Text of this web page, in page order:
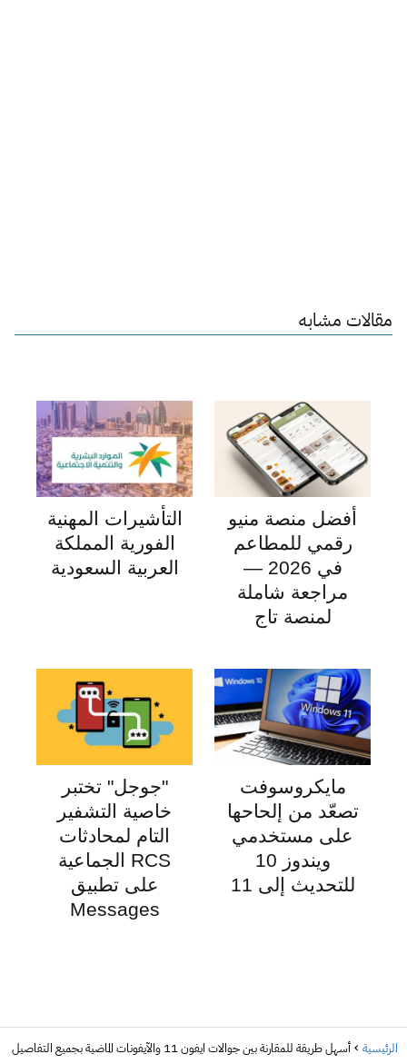
مقالات مشابه
أفضل منصة منيو
رقمي للمطاعم
في 2026 —
مراجعة شاملة
لمنصة تاج
التأشيرات المهنية
الفورية المملكة
العربية السعودية
مايكروسوفت
تصعّد من إلحاحها
على مستخدمي
ويندوز 10
للتحديث إلى 11
"جوجل" تختبر
خاصية التشفير
التام لمحادثات
RCS الجماعية
على تطبيق
Messages
الرئيسية أسهل طريقة للمقارنة بين جوالات ايفون 11 والآيفونات الماضية بجميع التفاصيل